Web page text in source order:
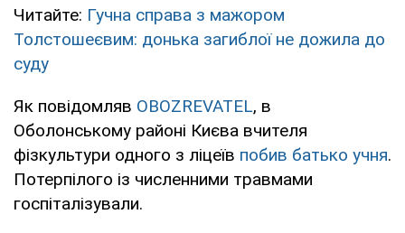
Читайте: Гучна справа з мажором
Толстошеєвим: донька загиблої не дожила до
суду
Як повідомляв OBOZREVATEL, в
Оболонському районі Києва вчителя
фізкультури одного з ліцеїв побив батько учня.
Потерпілого із численними травмами
госпіталізували.